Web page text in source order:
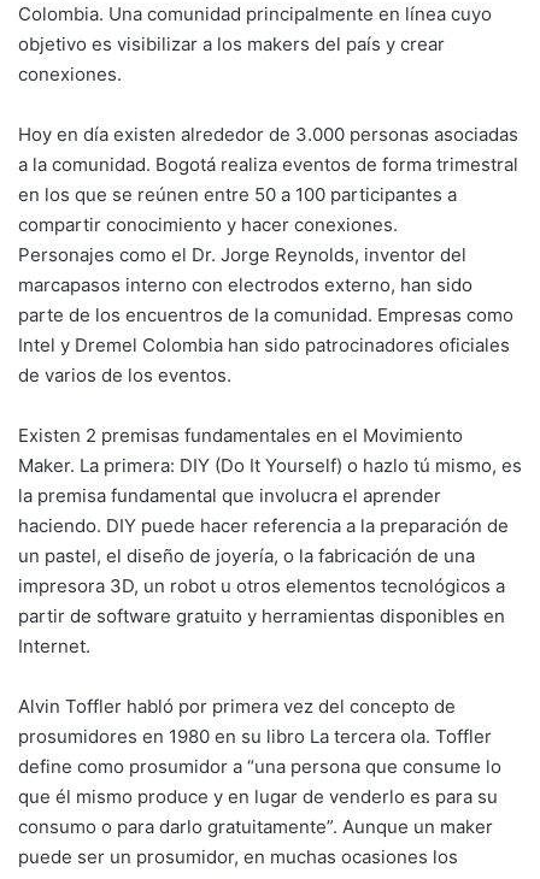
Colombia. Una comunidad principalmente en línea cuyo
objetivo es visibilizar a los makers del país y crear
conexiones.
Hoy en día existen alrededor de 3.000 personas asociadas
a la comunidad. Bogotá realiza eventos de forma trimestral
en los que se reúnen entre 50 a 100 participantes a
compartir conocimiento y hacer conexiones.
Personajes como el Dr. Jorge Reynolds, inventor del
marcapasos interno con electrodos externo, han sido
parte de los encuentros de la comunidad. Empresas como
Intel y Dremel Colombia han sido patrocinadores oficiales
de varios de los eventos.
Existen 2 premisas fundamentales en el Movimiento
Maker. La primera: DIY (Do It Yourself) o hazlo tú mismo, es
la premisa fundamental que involucra el aprender
haciendo. DIY puede hacer referencia a la preparación de
un pastel, el diseño de joyería, o la fabricación de una
impresora 3D, un robot u otros elementos tecnológicos a
partir de software gratuito y herramientas disponibles en
Internet.
Alvin Toffler habló por primera vez del concepto de
prosumidores en 1980 en su libro La tercera ola. Toffler
define como prosumidor a “una persona que consume lo
que él mismo produce y en lugar de venderlo es para su
consumo o para darlo gratuitamente”. Aunque un maker
puede ser un prosumidor, en muchas ocasiones los